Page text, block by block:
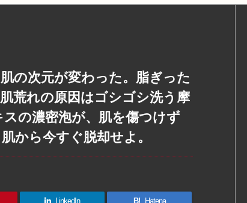
の次元が変わった。脂ぎった
荒れの原因はゴシゴシ洗う摩
の濃密泡が、肌を傷つけず
から今すぐ脱却せよ。
LinkedIn B! Hatena